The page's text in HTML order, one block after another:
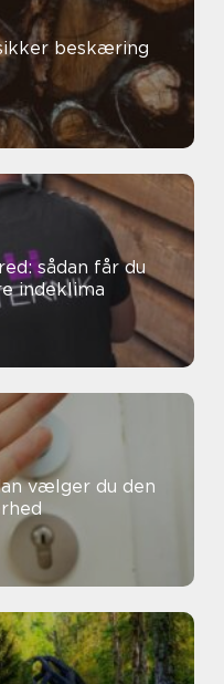
sådan får du
indeklima